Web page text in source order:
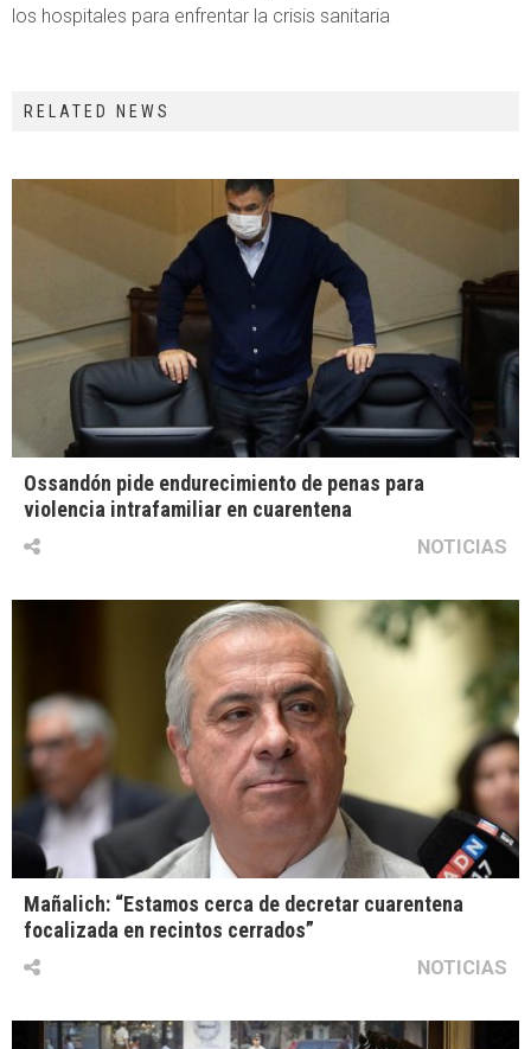
los hospitales para enfrentar la crisis sanitaria
RELATED NEWS
Ossandón pide endurecimiento de penas para
violencia intrafamiliar en cuarentena
NOTICIAS
Mañalich: “Estamos cerca de decretar cuarentena
focalizada en recintos cerrados”
NOTICIAS